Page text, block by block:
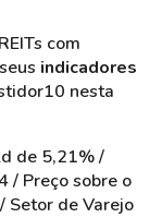
com
indicadores
nesta
de 5,21% /
/ Preço sobre o
Setor de Varejo